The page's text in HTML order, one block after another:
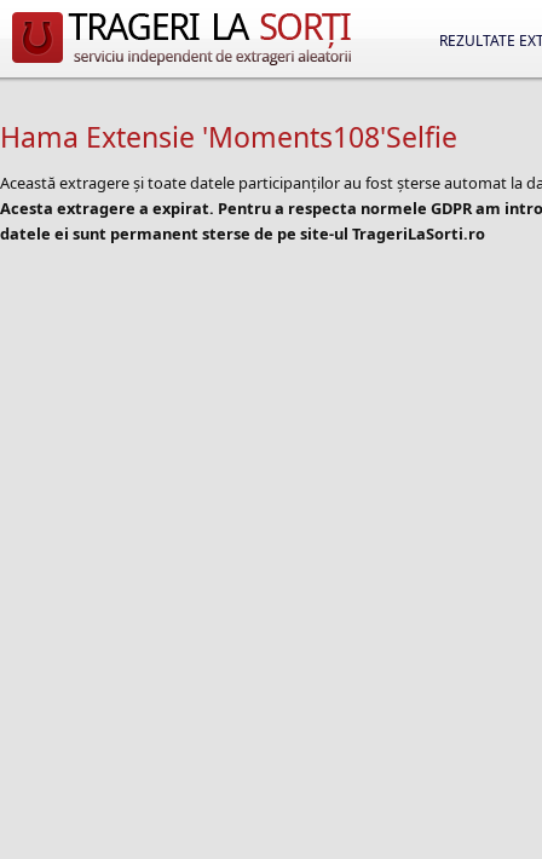
REZULTATE
Hama Extensie 'Moments108'Selfie
Această extragere și toate datele participanților au fost șterse automat la
Acesta extragere a expirat. Pentru a respecta normele GDPR am
datele ei sunt permanent sterse de pe site-ul TrageriLaSorti.ro